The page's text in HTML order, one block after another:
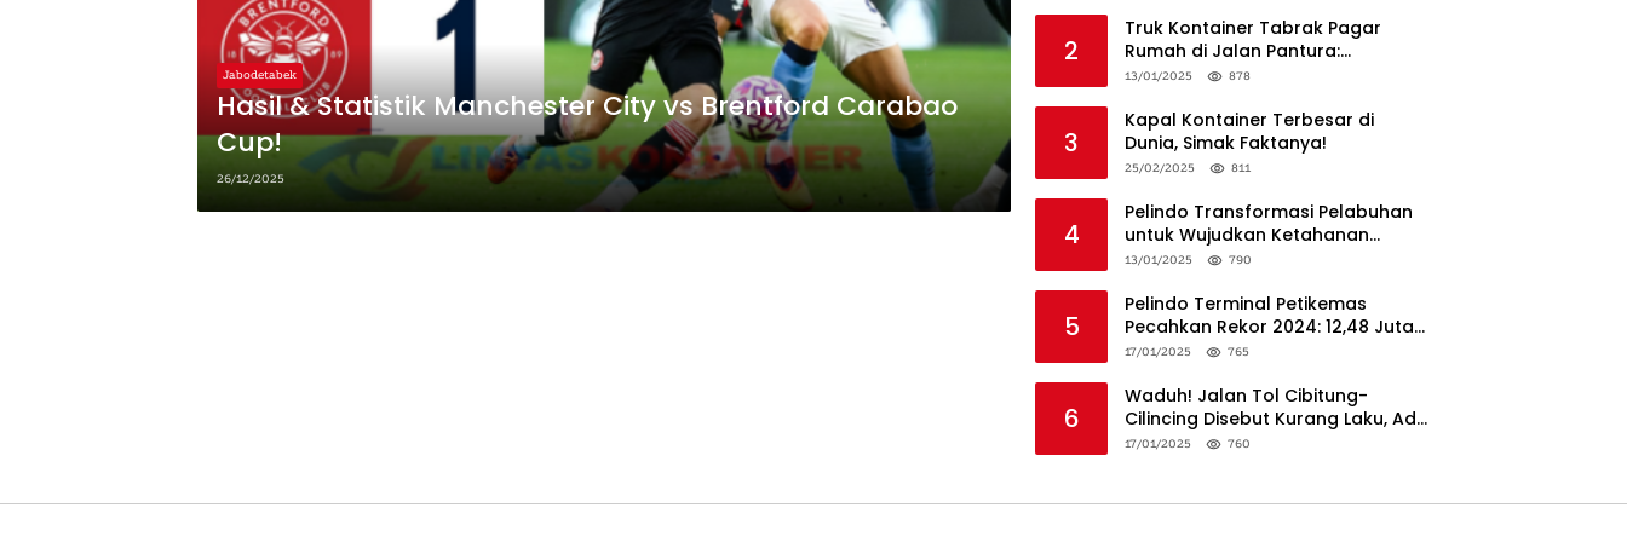
Jabodetabek
Hasil & Statistik Manchester City vs Brentford Carabao
Cup!
26/12/2025
2
Truk Kontainer Tabrak Pagar
Rumah di Jalan Pantura:
Kronologi dan Langkah
13/01/2025 878
3
Kapal Kontainer Terbesar di
Dunia, Simak Faktanya!
25/02/2025 811
4
Pelindo Transformasi Pelabuhan
untuk Wujudkan Ketahanan
Logistik dan Daya Saing Global
13/01/2025 790
5
Pelindo Terminal Petikemas
Pecahkan Rekor 2024: 12,48 Juta
TEUs, Bukti Keunggulan Logistik
17/01/2025 765
6
Waduh! Jalan Tol Cibitung-
Cilincing Disebut Kurang Laku, Ada
Apa?
17/01/2025 760